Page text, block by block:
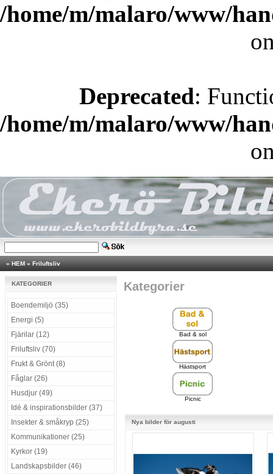
/home/m/malaro/www/
Deprecated:
/home/m/malaro/www/
» HEM » Friluftsliv
KATEGORIER
Boendemiljö (35)
Energi (5)
Fjärilar (12)
Friluftsliv (70)
Frukt & Grönt (8)
Fåglar (26)
Husdjur (49)
Idé & inspirationsbilder (37)
Insekter & småkryp (25)
Kommunikationer (25)
Kyrkor (19)
Landskapsbilder (46)
Kategorier
Bad & sol
Hästsport
Picnic
Nya bilder för augusti